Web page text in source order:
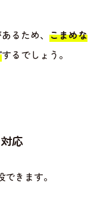
るため、 こまめな
するでしょう。
応
きます。